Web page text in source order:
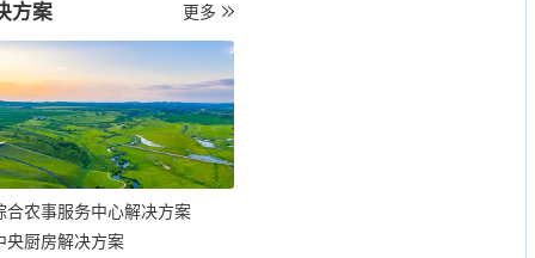
方案 更多
合农事服务中心解决方案
央厨房解决方案